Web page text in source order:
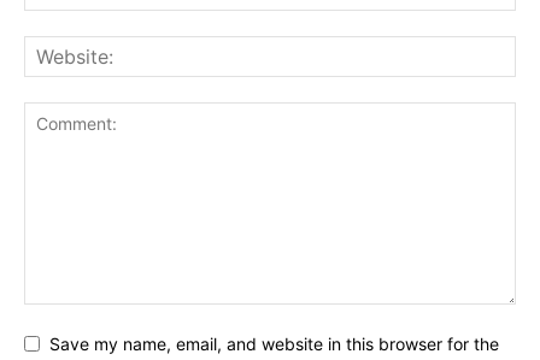
Save my name, email, and website in this browser for the